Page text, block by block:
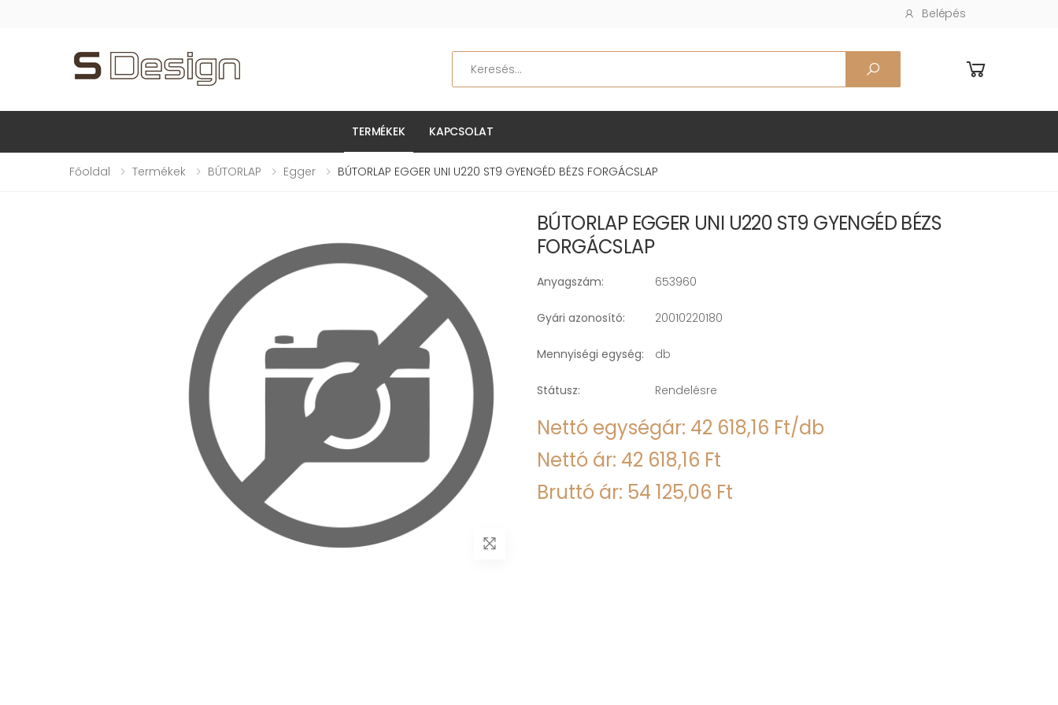
Belépés
TERMÉKEK KAPCSOLAT
Főoldal Termékek BÚTORLAP Egger BÚTORLAP EGGER UNI U220 ST9 GYENGÉD BÉZS FORGÁCSLAP
BÚTORLAP EGGER UNI U220 ST9 GYENGÉD BÉZS
FORGÁCSLAP
Anyagszám: 653960
Gyári azonosító: 20010220180
Mennyiségi egység: db
Státusz: Rendelésre
Nettó egységár: 42 618,16 Ft/db
Nettó ár: 42 618,16 Ft
Bruttó ár: 54 125,06 Ft